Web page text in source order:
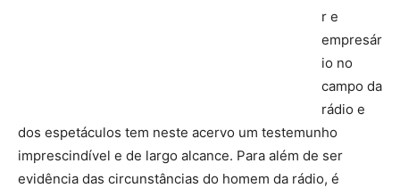
r e
empresár
io no
campo da
rádio e
dos espetáculos tem neste acervo um testemunho
imprescindível e de largo alcance. Para além de ser
evidência das circunstâncias do homem da rádio, é